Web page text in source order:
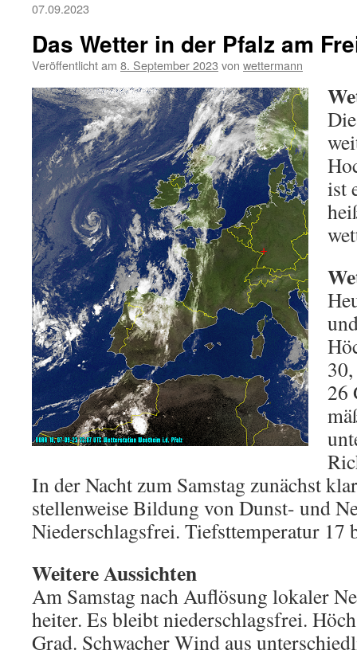
07.09.2023
Das Wetter in der Pfalz am
Veröffentlicht am 8. September 2023 von wettermann
ist
26
In der Nacht zum Samstag zunächst
stellenweise Bildung von Dunst- und
Niederschlagsfrei. Tiefsttemperatur 17
Weitere Aussichten
Am Samstag nach Auflösung lokaler
heiter. Es bleibt niederschlagsfrei.
Grad. Schwacher Wind aus